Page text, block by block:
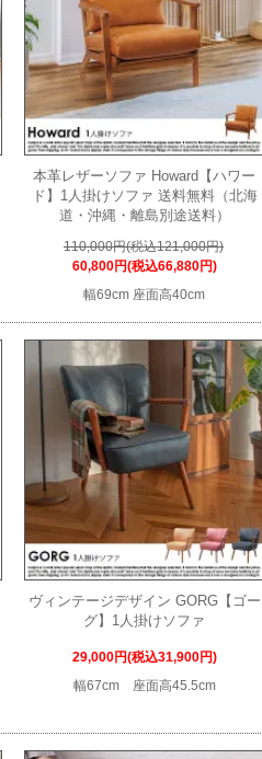
本革レザーソファ Howard【ハワー
ド】1人掛けソファ 送料無料（北海
道・沖縄・離島別途送料）
110,000円(税込121,000円)
60,800円(税込66,880円)
幅69cm 座面高40cm
ヴィンテージデザイン GORG【ゴー
グ】1人掛けソファ
29,000円(税込31,900円)
幅67cm 座面高45.5cm